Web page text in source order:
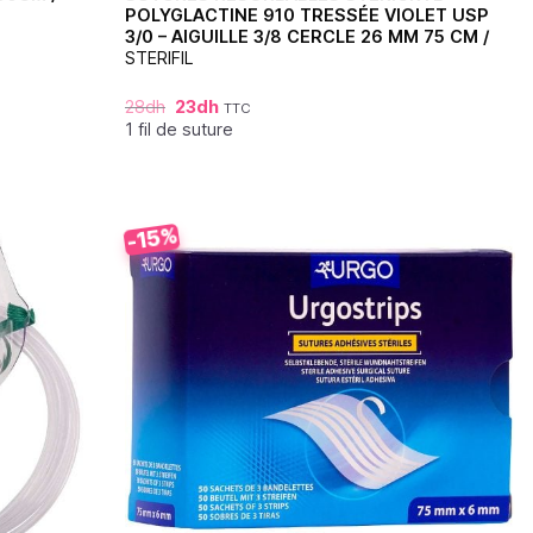
POLYGLACTINE 910 TRESSÉE VIOLET USP
3/0 – AIGUILLE 3/8 CERCLE 26 MM 75 CM /
STERIFIL
28dh 23dh TTC
1 fil de suture
-15%